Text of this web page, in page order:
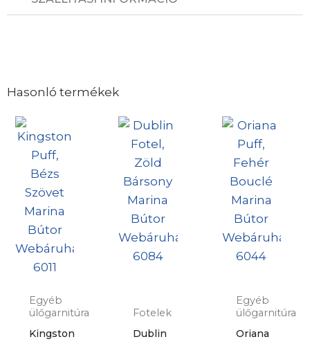
Hasonló termékek
Egyéb
ülőgarnitúra
Kingston
Fotelek
Dublin
Egyéb
ülőgarnitúra
Oriana